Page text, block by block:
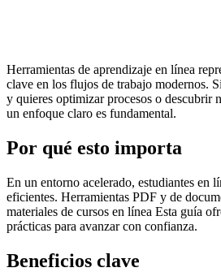
Herramientas de aprendizaje en línea
clave en los flujos de trabajo modernos.
y quieres optimizar procesos o descubrir
un enfoque claro es fundamental.
Por qué esto importa
En un entorno acelerado, estudiantes en
eficientes. Herramientas PDF y de
materiales de cursos en línea Esta guía
prácticas para avanzar con confianza.
Beneficios clave